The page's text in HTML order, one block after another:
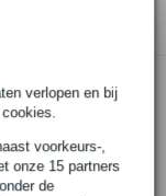
verlopen en bij
voorkeurs-,
onze 15 partners
de